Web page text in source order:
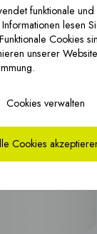
funktionale und
lesen
Funktionale Cookies
unserer
Cookies verwalten
Cookies